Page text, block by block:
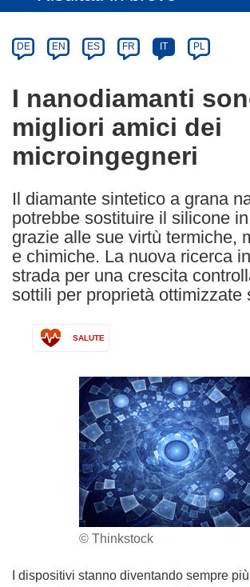
Category
Article
available
following
languages:
DE EN ES FR IT PL
I nanodiamanti
migliori amici dei
microingegneri
Il diamante sintetico a grana
potrebbe sostituire il silicone
grazie alle sue virtù termiche,
e chimiche. La nuova ricerca
strada per una crescita
sottili per proprietà ottimizzate
SALUTE
© Thinkstock
I dispositivi stanno diventando sempre